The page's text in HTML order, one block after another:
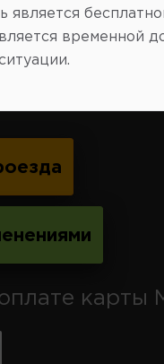
Крым,
карты
является
временной